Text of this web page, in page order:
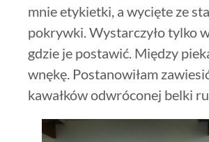
mnie etykietki, a wycięte ze
pokrywki. Wystarczyło tylko
gdzie je postawić. Między
wnękę. Postanowiłam
kawałków odwróconej belki